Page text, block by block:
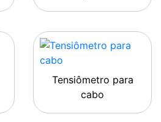
Tensiômetro para
cabo